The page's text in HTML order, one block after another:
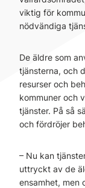
viktig för
nödvändiga
De äldre som
tjänsterna, och
resurser och
kommuner och
tjänster. På så
och fördröjer
– Nu kan
uttryckt av de
ensamhet, men